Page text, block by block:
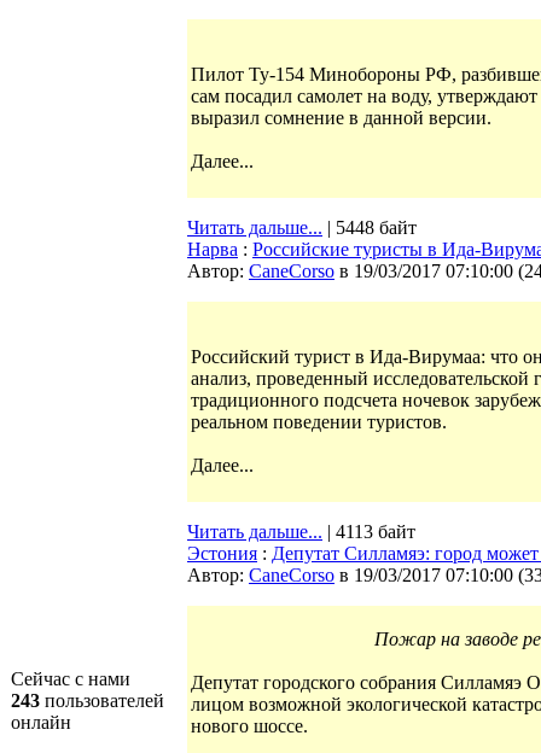
Сейчас с нами
243 пользователей
онлайн
Пилот Ту-154 Минобороны РФ,
сам посадил самолет на воду,
выразил сомнение в данной версии.
Далее...
Читать дальше... | 5448 байт
Нарва : Российские туристы в Ида-
Автор: CaneCorso в 19/03/2017 07:10:00 (
Российский турист в Ида-Вирумаа: что
анализ, проведенный
традиционного подсчета ночевок
реальном поведении туристов.
Далее...
Читать дальше... | 4113 байт
Эстония : Депутат Силламяэ: город может
Автор: CaneCorso в 19/03/2017 07:10:00 (
Пожар на заводе
Депутат городского собрания Силламяэ
лицом возможной экологической
нового шоссе.